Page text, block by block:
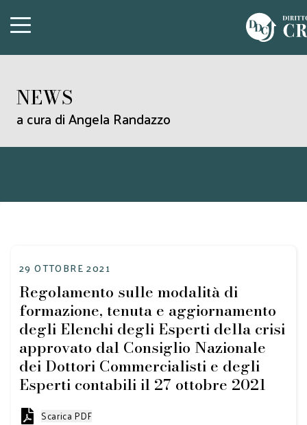
NEWS
a cura di Angela Randazzo
29 OTTOBRE 2021
Regolamento sulle modalità di
formazione, tenuta e aggiornamento
degli Elenchi degli Esperti della crisi
approvato dal Consiglio Nazionale
dei Dottori Commercialisti e degli
Esperti contabili il 27 ottobre 2021
Scarica PDF